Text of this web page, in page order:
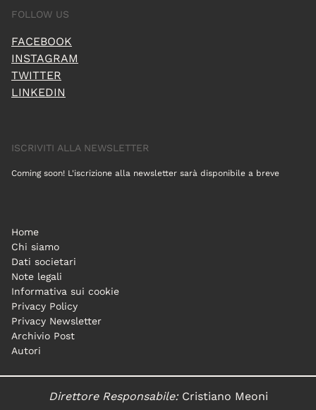
FOLLOW US
FACEBOOK
INSTAGRAM
TWITTER
LINKEDIN
ISCRIVITI ALLA NEWSLETTER
Coming soon! L'iscrizione alla newsletter sarà disponibile a breve
Home
Chi siamo
Dati societari
Note legali
Informativa sui cookie
Privacy Policy
Privacy Newsletter
Archivio Post
Autori
Direttore Responsabile:Cristiano Meoni